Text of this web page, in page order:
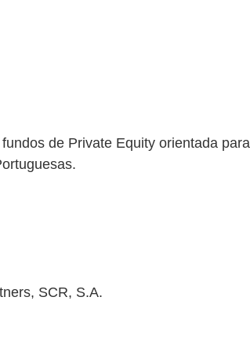
de Private Equity orientada para
SCR, S.A.